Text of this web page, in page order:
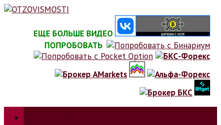
Skip
ЕЩЕ БОЛЬШЕ ВИДЕО
ПОПРОБОВАТЬ